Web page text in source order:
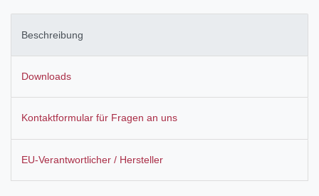
Beschreibung
Downloads
Kontaktformular für Fragen an uns
EU-Verantwortlicher / Hersteller